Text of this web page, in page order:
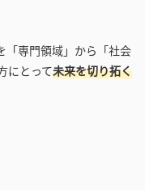
「専門領域」から「社会
にとって未来を切り拓く